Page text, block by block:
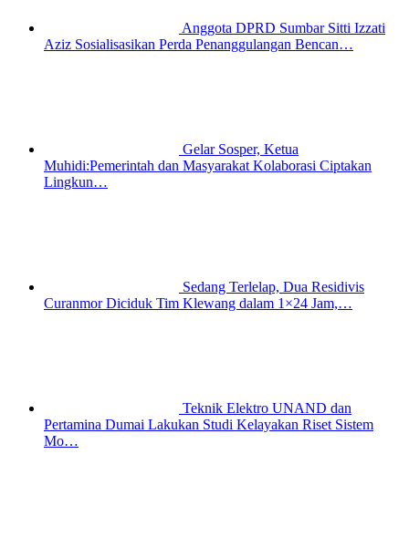
Anggota DPRD Sumbar Sitti Izzati
Aziz Sosialisasikan Perda Penanggulangan Bencan…
Gelar Sosper, Ketua
Muhidi:Pemerintah dan Masyarakat Kolaborasi Ciptakan
Lingkun…
Sedang Terlelap, Dua Residivis
Curanmor Diciduk Tim Klewang dalam 1×24 Jam,…
Teknik Elektro UNAND dan
Pertamina Dumai Lakukan Studi Kelayakan Riset Sistem
Mo…